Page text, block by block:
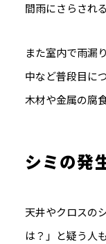
間雨にさらされ
また室内で雨漏
中など普段目に
木材や金属の腐
シミの発
天井やクロスの
は？」と疑う人